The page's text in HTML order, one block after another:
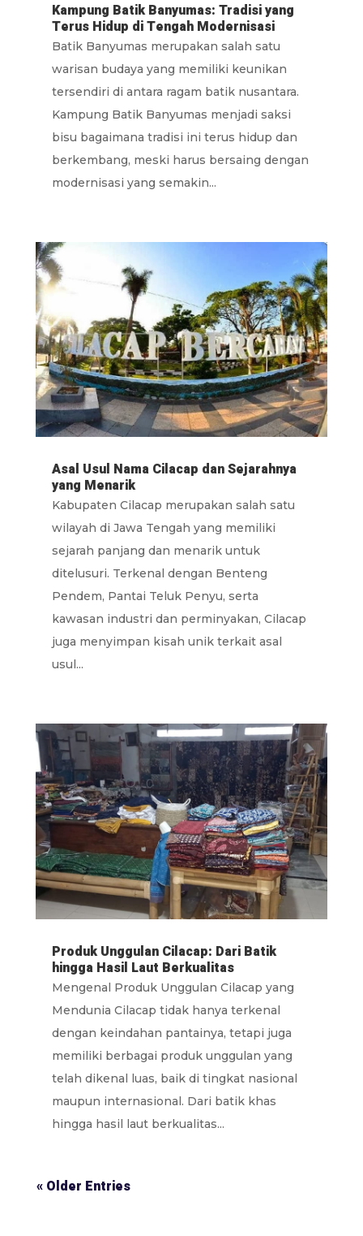
Kampung Batik Banyumas: Tradisi yang
Terus Hidup di Tengah Modernisasi
Batik Banyumas merupakan salah satu
warisan budaya yang memiliki keunikan
tersendiri di antara ragam batik nusantara.
Kampung Batik Banyumas menjadi saksi
bisu bagaimana tradisi ini terus hidup dan
berkembang, meski harus bersaing dengan
modernisasi yang semakin...
Asal Usul Nama Cilacap dan Sejarahnya
yang Menarik
Kabupaten Cilacap merupakan salah satu
wilayah di Jawa Tengah yang memiliki
sejarah panjang dan menarik untuk
ditelusuri. Terkenal dengan Benteng
Pendem, Pantai Teluk Penyu, serta
kawasan industri dan perminyakan, Cilacap
juga menyimpan kisah unik terkait asal
usul...
Produk Unggulan Cilacap: Dari Batik
hingga Hasil Laut Berkualitas
Mengenal Produk Unggulan Cilacap yang
Mendunia Cilacap tidak hanya terkenal
dengan keindahan pantainya, tetapi juga
memiliki berbagai produk unggulan yang
telah dikenal luas, baik di tingkat nasional
maupun internasional. Dari batik khas
hingga hasil laut berkualitas...
« Older Entries